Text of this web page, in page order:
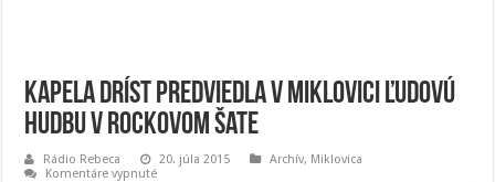
Kapela Dríst predviedla v Miklovici ľudovú
hudbu v rockovom šate
Rádio Rebeca 20. júla 2015 Archív, Miklovica
Komentáre vypnuténa